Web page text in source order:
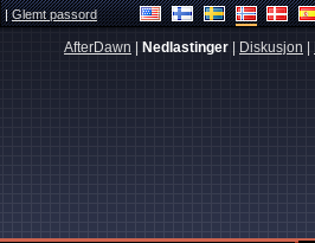
|Glemt passord
AfterDawn Nedlastinger Diskusjon